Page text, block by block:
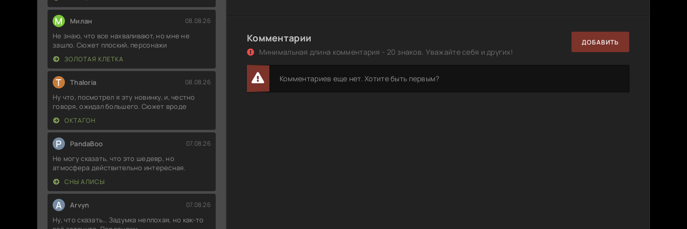
М Милан 08.08.26
Не знаю, что все нахваливают, но мне не
зашло. Сюжет плоский, персонажи
ЗОЛОТАЯ КЛЕТКА
T Thaloria 08.08.26
Ну что, посмотрел я эту новинку, и, честно
говоря, ожидал большего. Сюжет вроде
ОКТАГОН
P PandaBoo 07.08.26
Не могу сказать, что это шедевр, но
атмосфера действительно интересная.
СНЫ АЛИСЫ
A Arvyn 07.08.26
Ну, что сказать… Задумка неплохая, но как-то
Комментарии
Минимальная длина комментария - 20 знаков. Уважайте себя и других!
ДОБАВИТЬ
Комментариев еще нет. Хотите быть первым?